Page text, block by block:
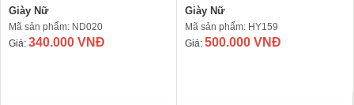
Giày Nữ
Mã sản phẩm: ND020
Giá: 340.000 VNĐ
Giày Nữ
Mã sản phẩm: HY159
Giá: 500.000 VNĐ